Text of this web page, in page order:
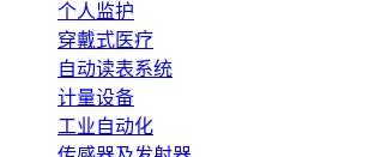
个人监护
穿戴式医疗
自动读表系统
计量设备
工业自动化